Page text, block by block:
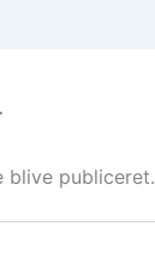
blive publiceret.